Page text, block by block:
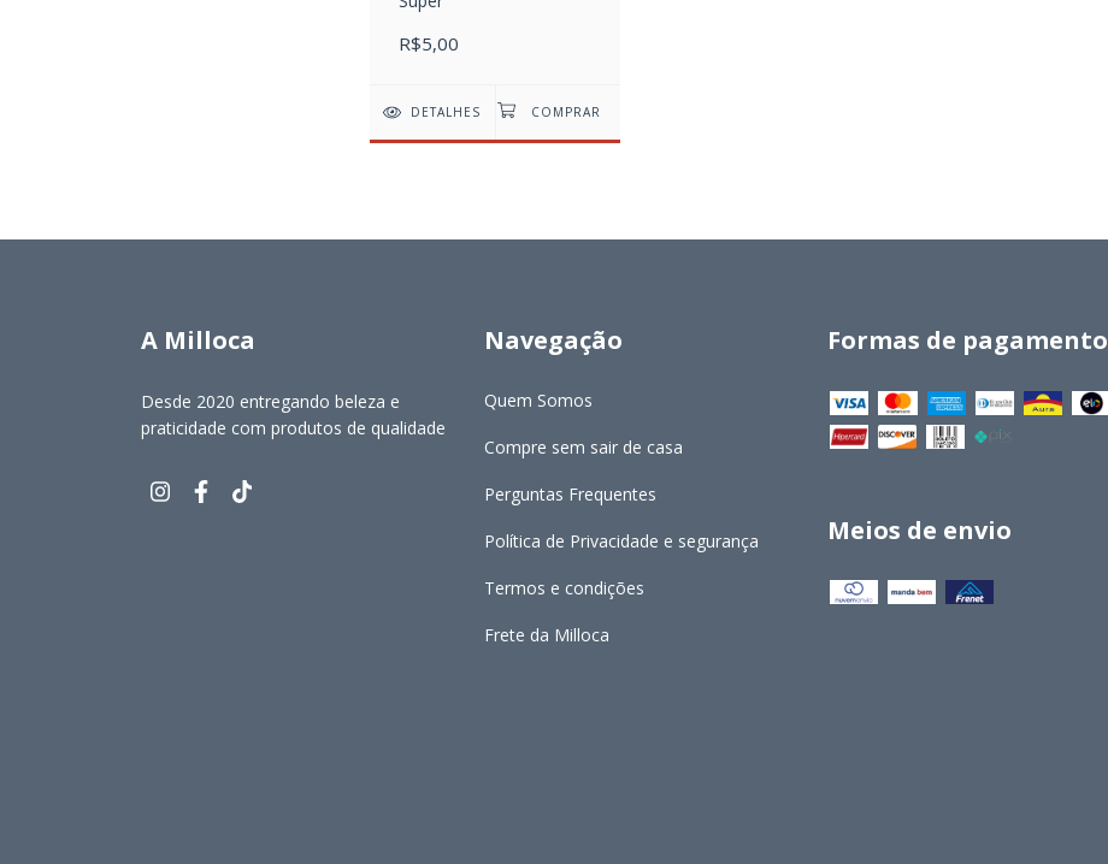
R$5,00
DETALHES
A Milloca
Desde 2020 entregando beleza e
praticidade com produtos de qualidade
Navegação
Quem Somos
Compre sem sair de casa
Perguntas Frequentes
Política de Privacidade e segurança
Termos e condições
Frete da Milloca
Formas de pagamento
Meios de envio